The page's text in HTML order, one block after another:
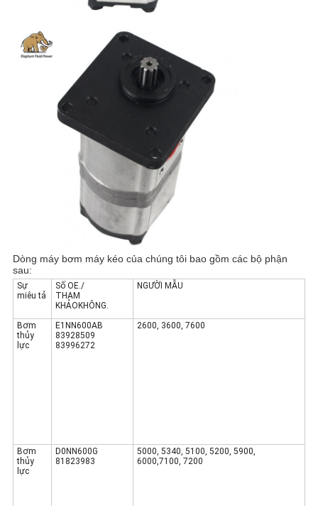
Dòng máy bơm máy kéo của chúng tôi bao gồm các bộ phận
sau:
Sự
miêu tả
Số OE./
THAM
KHẢOKHÔNG.
NGƯỜI MẪU
Bơm
thủy
lực
E1NN600AB
83928509
83996272
2600, 3600, 7600
Bơm
thủy
lực
D0NN600G
81823983
5000, 5340, 5100, 5200, 5900,
6000,7100, 7200